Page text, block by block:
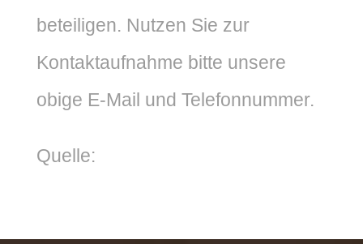
beteiligen. Nutzen Sie zur
Kontaktaufnahme bitte unsere
obige E-Mail und Telefonnummer.
Quelle: